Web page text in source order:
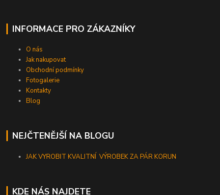
INFORMACE PRO ZÁKAZNÍKY
O nás
Jak nakupovat
Obchodní podmínky
Fotogalerie
Kontakty
Blog
NEJČTENĚJŠÍ NA BLOGU
JAK VYROBIT KVALITNÍ VÝROBEK ZA PÁR KORUN
KDE NÁS NAJDETE